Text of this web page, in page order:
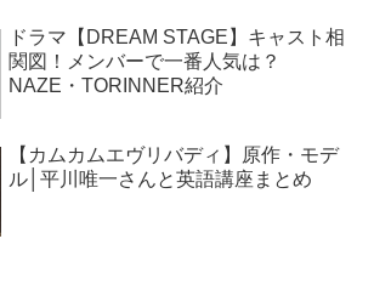
ドラマ【DREAM STAGE】キャスト相
関図！メンバーで一番人気は？
NAZE・TORINNER紹介
【カムカムエヴリバディ】原作・モデ
ル│平川唯一さんと英語講座まとめ